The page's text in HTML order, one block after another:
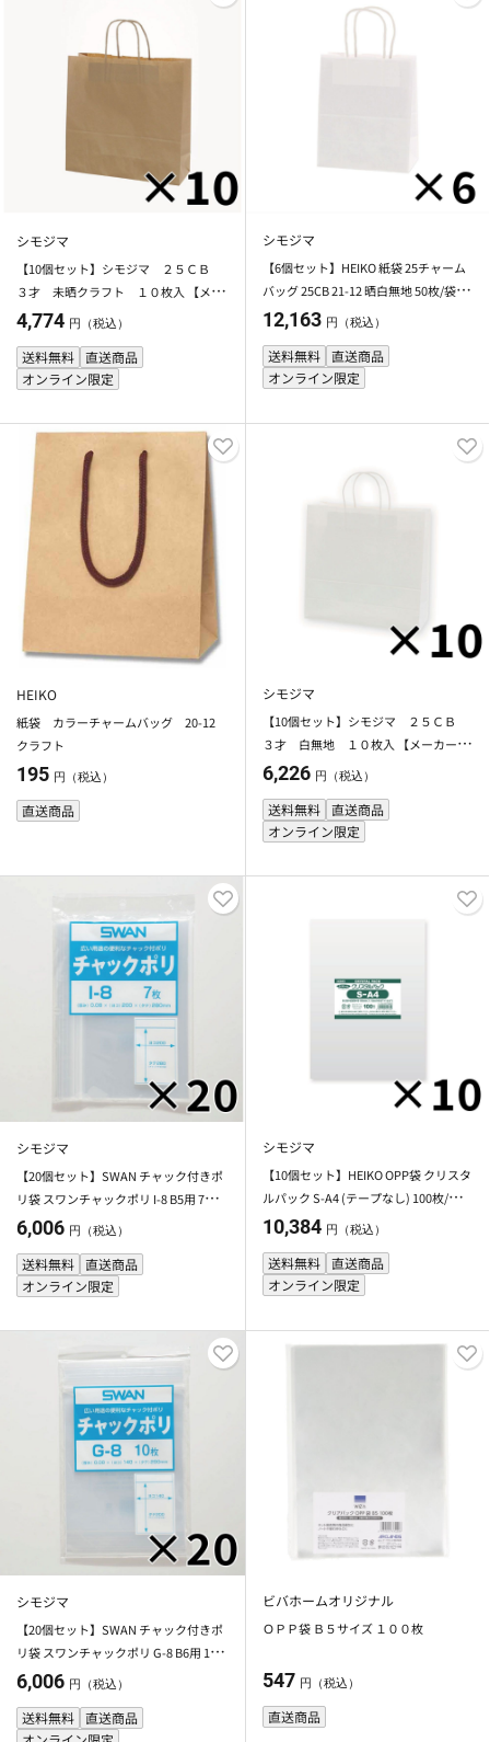
シモジマ
【10個セット】シモジマ ２５ＣＢ
３才 未晒クラフト １０枚入 【メー
カー直送・代引不可】
4,774 円（税込）
送料無料 直送商品
オンライン限定
シモジマ
【6個セット】HEIKO 紙袋 25チャーム
バッグ 25CB 21-12 晒白無地 50枚/袋 シ
モジマ 【メーカー直送・代引不可】
12,163 円（税込）
送料無料
直送商品
オンライン限定
HEIKO
紙袋 カラーチャームバッグ 20-12
クラフト
195 円（税込）
直送商品
シモジマ
【10個セット】シモジマ ２５ＣＢ
３才 白無地 １０枚入 【メーカー直
送・代引不可】
6,226 円（税込）
送料無料
直送商品
オンライン限定
シモジマ
【20個セット】SWAN チャック付きポ
リ袋 スワンチャックポリ I-8 B5用 7枚
【メーカー直送・代引不可】
6,006 円（税込）
送料無料 直送商品
オンライン限定
シモジマ
【10個セット】HEIKO OPP袋 クリスタ
ルパック S-A4 (テープなし) 100枚/袋
シモジマ 【メーカー直送・代引不可】
10,384 円（税込）
送料無料
直送商品
オンライン限定
シモジマ
【20個セット】SWAN チャック付きポ
リ袋 スワンチャックポリ G-8 B6用 10
枚 【メーカー直送・代引不可】
6,006 円（税込）
送料無料 直送商品
ビバホームオリジナル
ＯＰＰ袋 Ｂ５サイズ １００枚
547 円（税込）
直送商品